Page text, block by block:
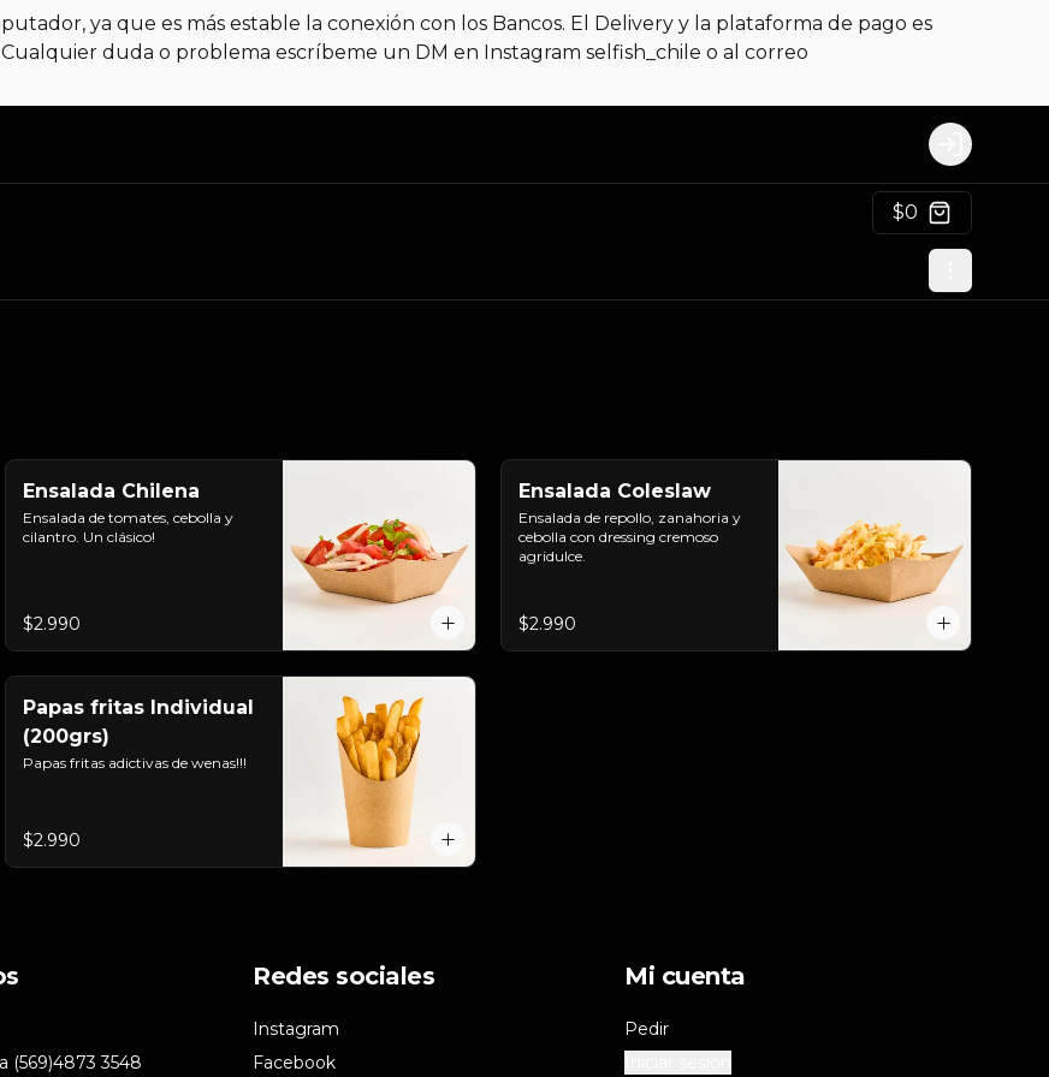
ya que es más estable la conexión con los Bancos. El Delivery y la plataforma de pago es
duda o problema escríbeme un DM en Instagram selfish_chile o al correo
Login
$0
Ensalada Chilena
Ensalada de tomates, cebolla y
cilantro. Un clásico!
$2.990
Ensalada Coleslaw
Ensalada de repollo, zanahoria y
cebolla con dressing cremoso
agridulce.
$2.990
Papas fritas Individual
(200grs)
Papas fritas adictivas de wenas!!!
$2.990
(569)4873 3548
Redes sociales
Instagram
Facebook
Mi cuenta
Pedir